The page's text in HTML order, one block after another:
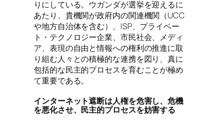
りにしている。ウガンダが選挙を迎えるに
あたり、貴機関が政府内の関連機関（UCC
や地方自治体を含む）、ISP、プライベー
ト・テクノロジー企業、市民社会、メディ
ア、表現の自由と情報への権利の推進に取
り組む人々との積極的な連携を図り、真に
包括的な民主的プロセスを育むことが極め
て重要である。
インターネット遮断は人権を危害し、危機
を悪化させ、民主的プロセスを妨害する